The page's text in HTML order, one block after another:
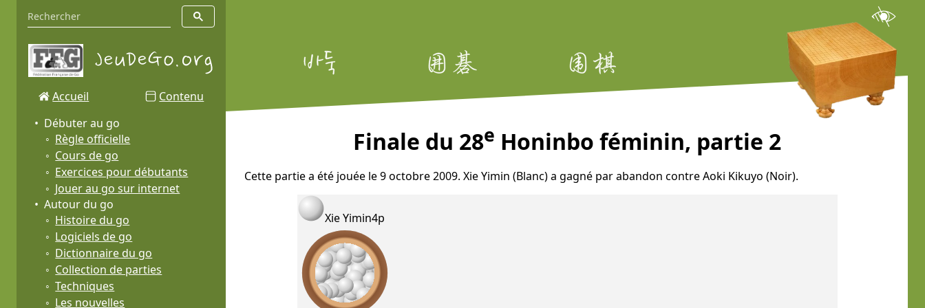
Accueil
Contenu
Débuter au go
Règle officielle
Cours de go
Exercices pour débutants
Jouer au go sur internet
Autour du go
Histoire du go
Logiciels de go
Dictionnaire du go
Collection de parties
Techniques
Les nouvelles
Finale du 28e Honinbo féminin, partie 2
Cette partie a été jouée le 9 octobre 2009. Xie Yimin (Blanc) a gagné par abandon contre Aoki Kikuyo (Noir).
Xie Yimin4p